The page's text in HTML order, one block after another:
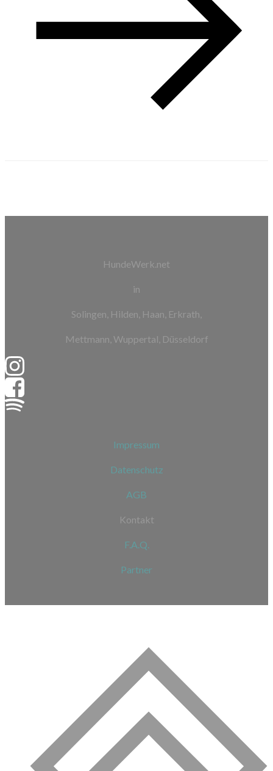
HundeWerk.net
in
Solingen, Hilden, Haan, Erkrath,
Mettmann, Wuppertal, Düsseldorf
Impressum
Datenschutz
AGB
Kontakt
F.A.Q.
Partner